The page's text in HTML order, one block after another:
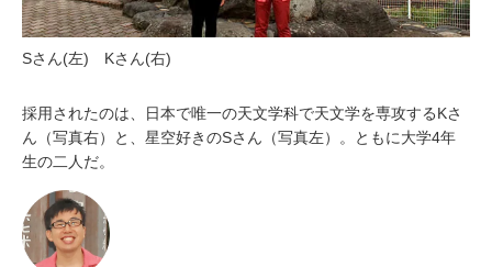
Sさん(左) Kさん(右)
採用されたのは、日本で唯一の天文学科で天文学を専攻するKさ
ん（写真右）と、星空好きのSさん（写真左）。ともに大学4年
生の二人だ。